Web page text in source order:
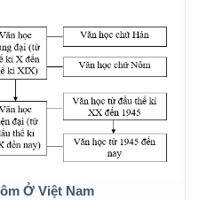
Ở Việt Nam